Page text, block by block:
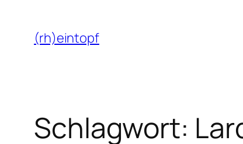
Inhalt
springen
(rh)eintopf
Schlagwort: